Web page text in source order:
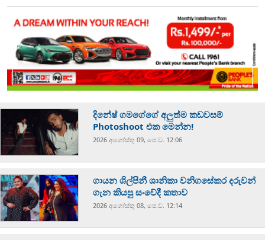
දිනේෂ් ගමගේගේ අලුත්ම කඩවසම්
Photoshoot එක මෙන්න!
2026 අගෝස්‍තු 09, පෙ.ව. 12:06
ගායන ශිල්පිනී ශානිකා වනිගසේකර දරුවන්
ගැන කියපු සංවේදී කතාව
2026 අගෝස්‍තු 08, පෙ.ව. 12:14